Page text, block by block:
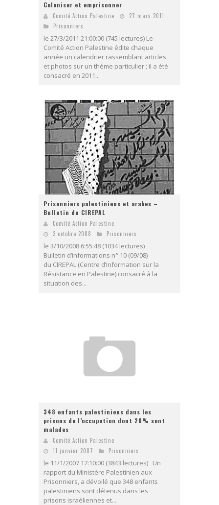
Coloniser et emprisonner
Comité Action Palestine
27 mars 2011
Prisonniers
le 27/3/2011 21:00:00 (745 lectures) Le
Comité Action Palestine édite chaque
année un calendrier rassemblant articles
et photos sur un thème particulier ; il a été
consacré en 2011...
Prisonniers palestiniens et arabes –
Bulletin du CIREPAL
Comité Action Palestine
3 octobre 2008
Prisonniers
le 3/10/2008 6:55:48 (1034 lectures)
Bulletin d’informations n° 10 (09/08)
du CIREPAL (Centre d’Information sur la
Résistance en Palestine) consacré à la
situation des...
348 enfants palestiniens dans les
prisons de l’occupation dont 20% sont
malades
Comité Action Palestine
11 janvier 2007
Prisonniers
le 11/1/2007 17:10:00 (3843 lectures) Un
rapport du Ministère Palestinien aux
Prisonniers, a dévoilé que 348 enfants
palestiniens sont détenus dans les
prisons israéliennes et...